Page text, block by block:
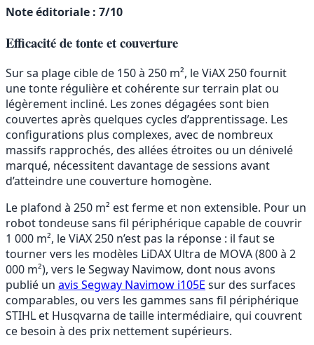
Note éditoriale : 7/10
Efficacité de tonte et couverture
Sur sa plage cible de 150 à 250 m², le ViAX 250 fournit
une tonte régulière et cohérente sur terrain plat ou
légèrement incliné. Les zones dégagées sont bien
couvertes après quelques cycles d’apprentissage. Les
configurations plus complexes, avec de nombreux
massifs rapprochés, des allées étroites ou un dénivelé
marqué, nécessitent davantage de sessions avant
d’atteindre une couverture homogène.
Le plafond à 250 m² est ferme et non extensible. Pour un
robot tondeuse sans fil périphérique capable de couvrir
1 000 m², le ViAX 250 n’est pas la réponse : il faut se
tourner vers les modèles LiDAX Ultra de MOVA (800 à 2
000 m²), vers le Segway Navimow, dont nous avons
publié un avis Segway Navimow i105E sur des surfaces
comparables, ou vers les gammes sans fil périphérique
STIHL et Husqvarna de taille intermédiaire, qui couvrent
ce besoin à des prix nettement supérieurs.